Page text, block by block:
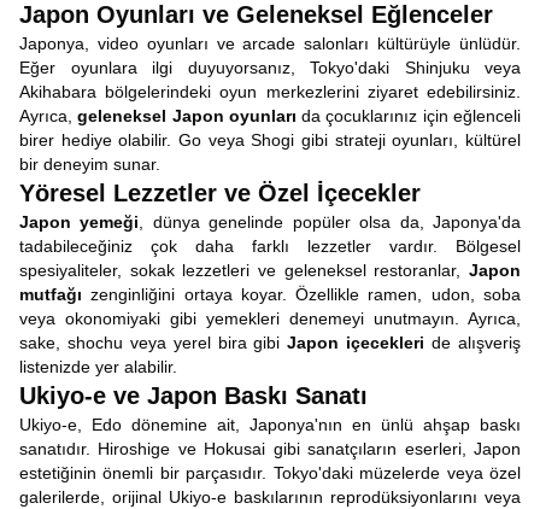
Japon Oyunları ve Geleneksel Eğlenceler
Japonya, video oyunları ve arcade salonları kültürüyle ünlüdür.
Eğer oyunlara ilgi duyuyorsanız, Tokyo'daki Shinjuku veya
Akihabara bölgelerindeki oyun merkezlerini ziyaret edebilirsiniz.
Ayrıca,geleneksel Japon oyunları da çocuklarınız için eğlenceli
birer hediye olabilir. Go veya Shogi gibi strateji oyunları, kültürel
bir deneyim sunar.
Yöresel Lezzetler ve Özel İçecekler
Japon yemeği , dünya genelinde popüler olsa da, Japonya'da
tadabileceğiniz çok daha farklı lezzetler vardır. Bölgesel
spesiyaliteler, sokak lezzetleri ve geleneksel restoranlar, Japon
mutfağı zenginliğini ortaya koyar. Özellikle ramen, udon, soba
veya okonomiyaki gibi yemekleri denemeyi unutmayın. Ayrıca,
sake, shochu veya yerel bira gibiJapon içecekleri de alışveriş
listenizde yer alabilir.
Ukiyo-e ve Japon Baskı Sanatı
Ukiyo-e, Edo dönemine ait, Japonya'nın en ünlü ahşap baskı
sanatıdır. Hiroshige ve Hokusai gibi sanatçıların eserleri, Japon
estetiğinin önemli bir parçasıdır. Tokyo'daki müzelerde veya özel
galerilerde, orijinal Ukiyo-e baskılarının reprodüksiyonlarını veya